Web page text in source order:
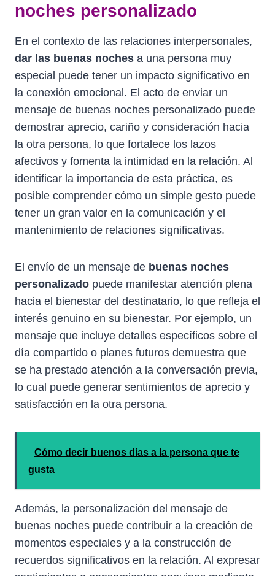
noches personalizado
En el contexto de las relaciones interpersonales,
dar las buenas noches a una persona muy
especial puede tener un impacto significativo en
la conexión emocional. El acto de enviar un
mensaje de buenas noches personalizado puede
demostrar aprecio, cariño y consideración hacia
la otra persona, lo que fortalece los lazos
afectivos y fomenta la intimidad en la relación. Al
identificar la importancia de esta práctica, es
posible comprender cómo un simple gesto puede
tener un gran valor en la comunicación y el
mantenimiento de relaciones significativas.
El envío de un mensaje de buenas noches
personalizado puede manifestar atención plena
hacia el bienestar del destinatario, lo que refleja el
interés genuino en su bienestar. Por ejemplo, un
mensaje que incluye detalles específicos sobre el
día compartido o planes futuros demuestra que
se ha prestado atención a la conversación previa,
lo cual puede generar sentimientos de aprecio y
satisfacción en la otra persona.
Cómo decir buenos días a la persona que te
gusta
Además, la personalización del mensaje de
buenas noches puede contribuir a la creación de
momentos especiales y a la construcción de
recuerdos significativos en la relación. Al expresar